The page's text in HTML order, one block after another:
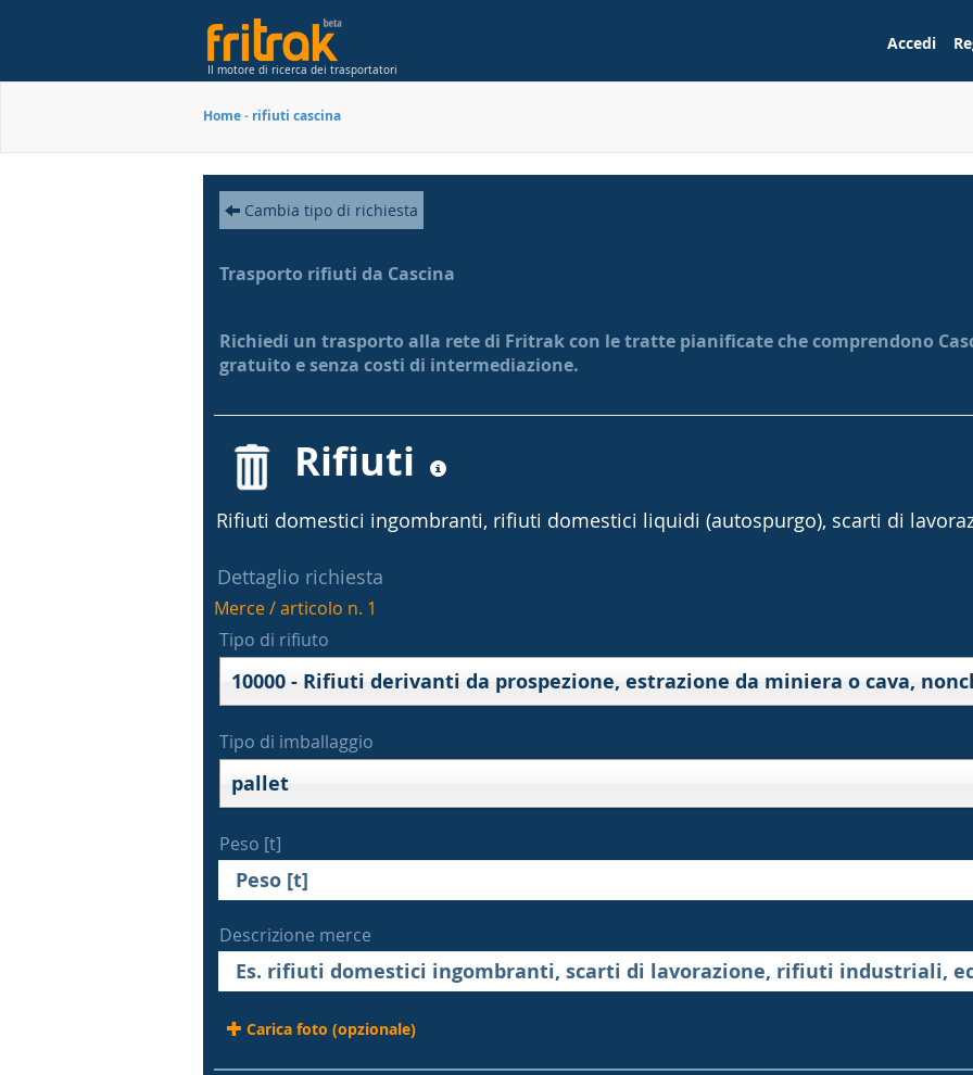
Il motore di ricerca dei trasportatori
Accedi
Home- rifiuti cascina
Cambia tipo di richiesta
Trasporto rifiuti da Cascina
Richiedi un trasporto alla rete di Fritrak con le tratte pianificate che comprendono
gratuito e senza costi di intermediazione.
Rifiuti
Rifiuti domestici ingombranti, rifiuti domestici liquidi (autospurgo), scarti di
Dettaglio richiesta
Merce / articolo n. 1
Tipo di rifiuto
Tipo di imballaggio
pallet
Peso [t]
Descrizione merce
Carica foto (opzionale)